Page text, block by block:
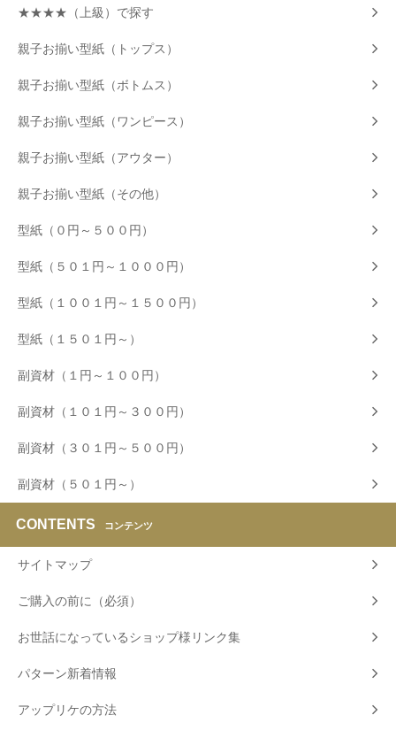
★★★★（上級）で探す
親子お揃い型紙（トップス）
親子お揃い型紙（ボトムス）
親子お揃い型紙（ワンピース）
親子お揃い型紙（アウター）
親子お揃い型紙（その他）
型紙（０円～５００円）
型紙（５０１円～１０００円）
型紙（１００１円～１５００円）
型紙（１５０１円～）
副資材（１円～１００円）
副資材（１０１円～３００円）
副資材（３０１円～５００円）
副資材（５０１円～）
CONTENTS コンテンツ
サイトマップ
ご購入の前に（必須）
お世話になっているショップ様リンク集
パターン新着情報
アップリケの方法